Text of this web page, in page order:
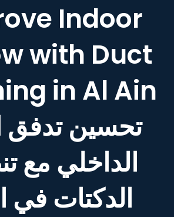
Indoor
with Duct
in Al Ain
تحسين تدفق
الداخلي مع
الدكتات في